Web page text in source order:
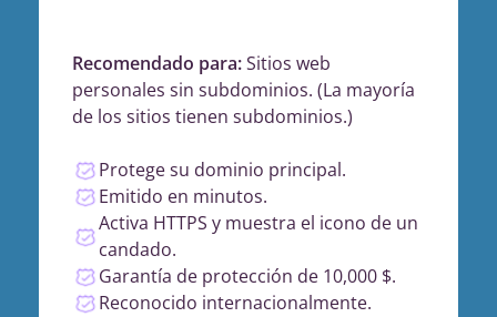
Recomendado para:Sitios web
personales sin subdominios. (La mayoría
de los sitios tienen subdominios.)
Protege su dominio principal.
Emitido en minutos.
Activa HTTPS y muestra el icono de un
candado.
Garantía de protección de 10,000 $.
Reconocido internacionalmente.